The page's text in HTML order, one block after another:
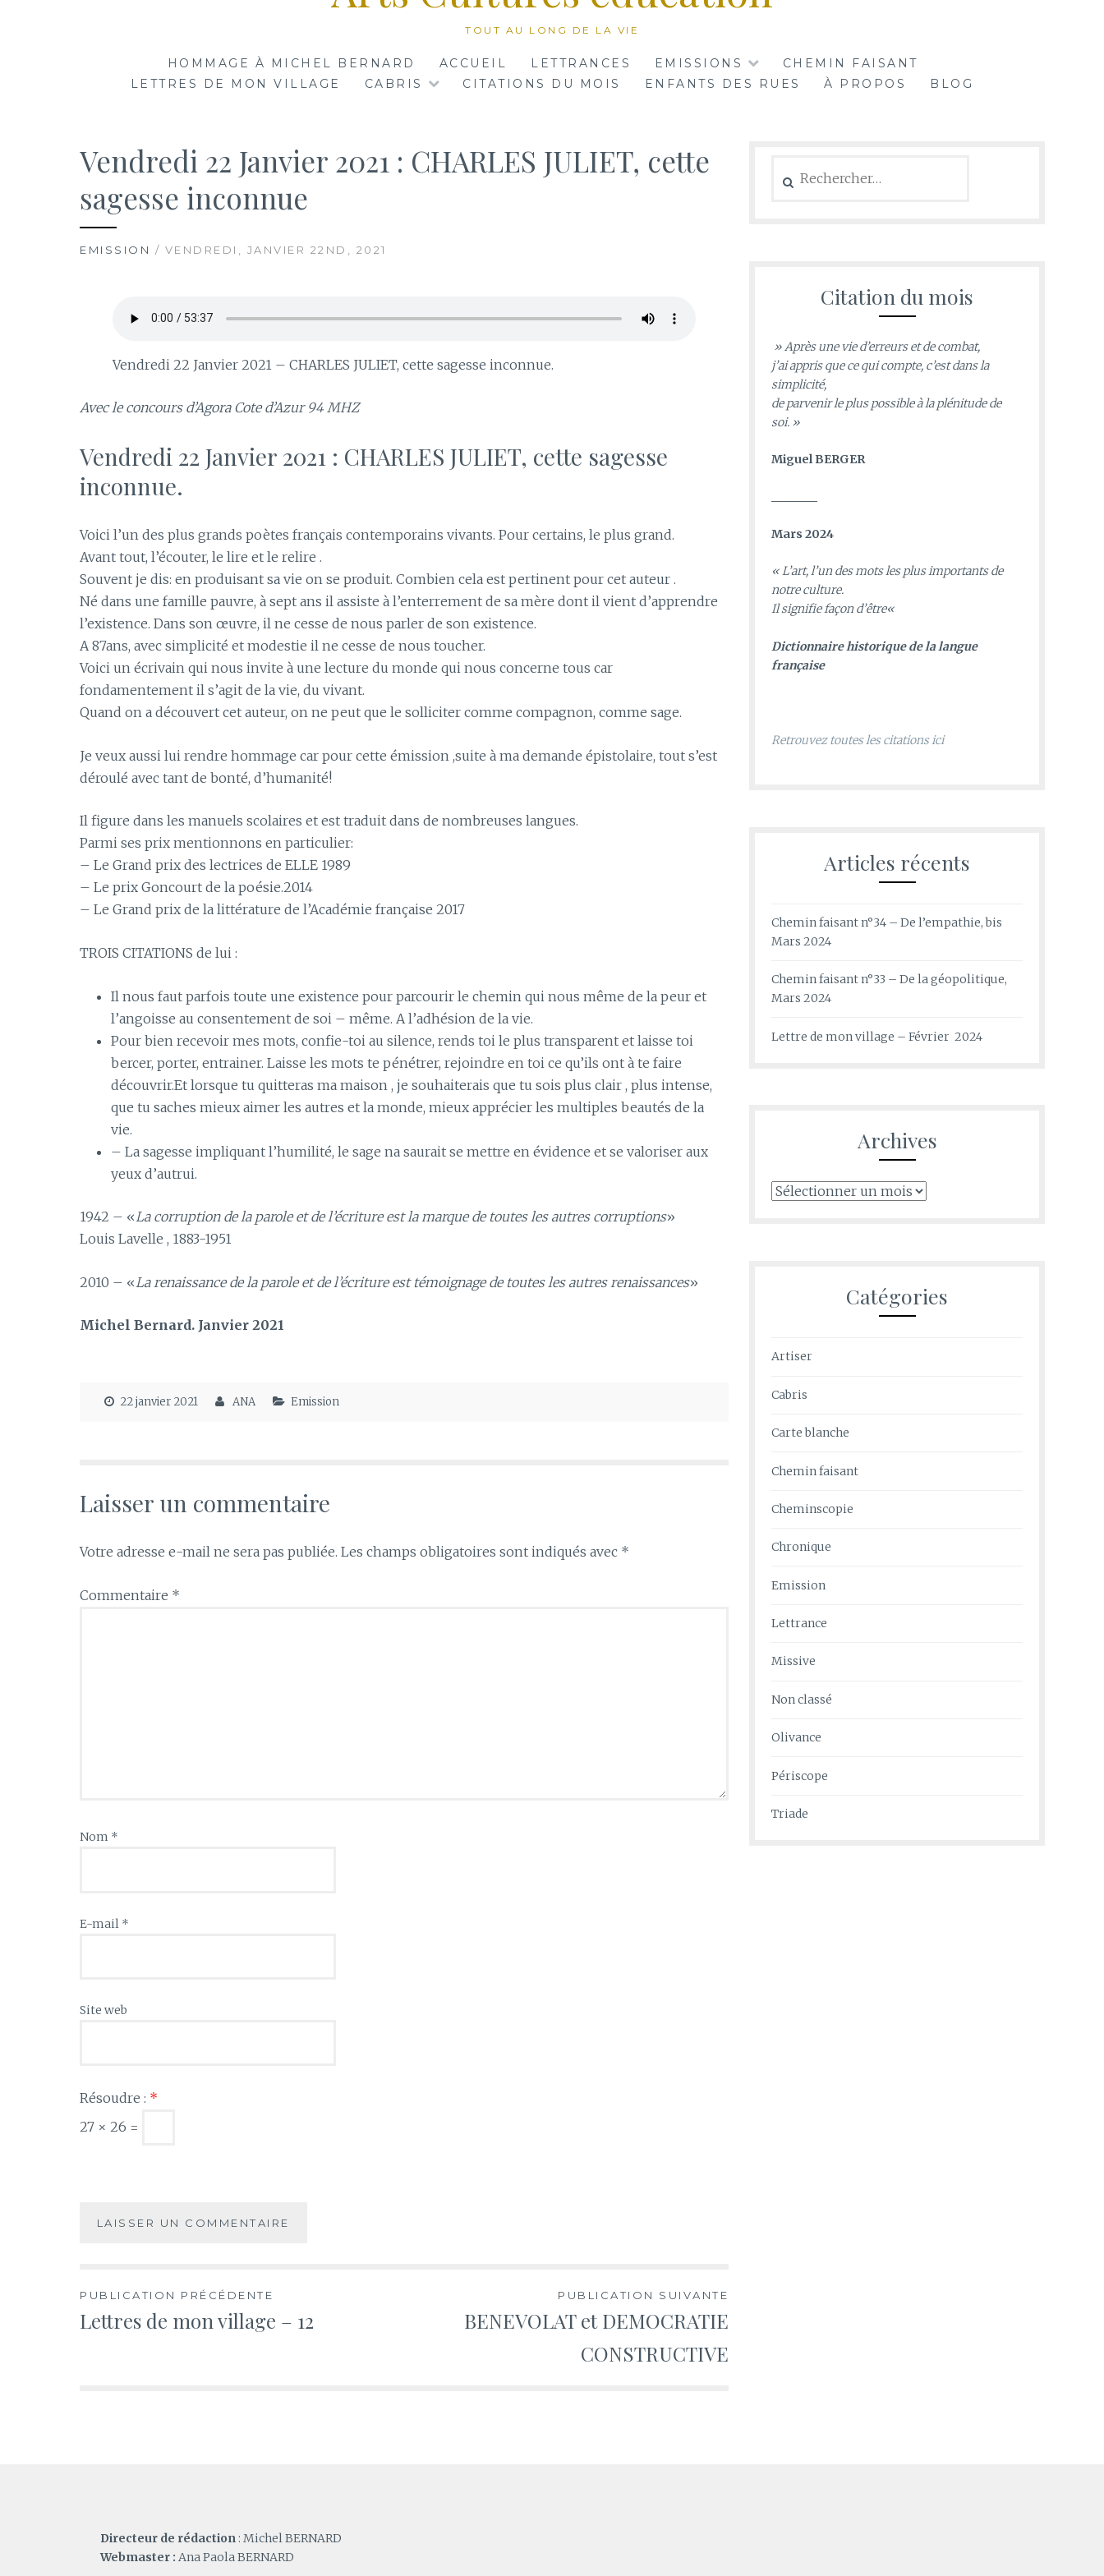
TOUT AU LONG DE LA VIE
HOMMAGE À MICHEL BERNARD ACCUEIL LETTRANCES EMISSIONS
CHEMIN FAISANT
LETTRES DE MON VILLAGE
CABRIS CITATIONS DU MOIS ENFANTS DES RUES À PROPOS BLOG
Vendredi 22 Janvier 2021 : CHARLES JULIET, cette
sagesse inconnue
EMISSION / VENDREDI, JANVIER 22ND, 2021
Vendredi 22 Janvier 2021 – CHARLES JULIET, cette sagesse inconnue.
Avec le concours d’Agora Cote d’Azur 94 MHZ
Vendredi 22 Janvier 2021 : CHARLES JULIET, cette sagesse
inconnue.
Voici l’un des plus grands poètes français contemporains vivants. Pour certains, le plus grand.
Avant tout, l’écouter, le lire et le relire .
Souvent je dis: en produisant sa vie on se produit. Combien cela est pertinent pour cet auteur .
Né dans une famille pauvre, à sept ans il assiste à l’enterrement de sa mère dont il vient d’apprendre
l’existence. Dans son œuvre, il ne cesse de nous parler de son existence.
A 87ans, avec simplicité et modestie il ne cesse de nous toucher.
Voici un écrivain qui nous invite à une lecture du monde qui nous concerne tous car
fondamentement il s’agit de la vie, du vivant.
Quand on a découvert cet auteur, on ne peut que le solliciter comme compagnon, comme sage.
Je veux aussi lui rendre hommage car pour cette émission ,suite à ma demande épistolaire, tout s’est
déroulé avec tant de bonté, d’humanité!
Il figure dans les manuels scolaires et est traduit dans de nombreuses langues.
Parmi ses prix mentionnons en particulier:
– Le Grand prix des lectrices de ELLE 1989
– Le prix Goncourt de la poésie.2014
– Le Grand prix de la littérature de l’Académie française 2017
TROIS CITATIONS de lui :
Il nous faut parfois toute une existence pour parcourir le chemin qui nous même de la peur et
l’angoisse au consentement de soi – même. A l’adhésion de la vie.
Pour bien recevoir mes mots, confie-toi au silence, rends toi le plus transparent et laisse toi
bercer, porter, entrainer. Laisse les mots te pénétrer, rejoindre en toi ce qu’ils ont à te faire
découvrir.Et lorsque tu quitteras ma maison , je souhaiterais que tu sois plus clair , plus intense,
que tu saches mieux aimer les autres et la monde, mieux apprécier les multiples beautés de la
vie.
– La sagesse impliquant l’humilité, le sage na saurait se mettre en évidence et se valoriser aux
yeux d’autrui.
1942 – «La corruption de la parole et de l’écriture est la marque de toutes les autres corruptions»
Louis Lavelle , 1883-1951
2010 – «La renaissance de la parole et de l’écriture est témoignage de toutes les autres renaissances»
Michel Bernard. Janvier 2021
22 janvier 2021 ANA Emission
Laisser un commentaire
Votre adresse e-mail ne sera pas publiée. Les champs obligatoires sont indiqués avec *
Commentaire *
Nom *
E-mail *
Site web
Résoudre : *
27 × 26 =
Navigation
PUBLICATION PRÉCÉDENTE
Lettres de mon village – 12
PUBLICATION SUIVANTE
BENEVOLAT et DEMOCRATIE
CONSTRUCTIVE
Citation du mois
» Après une vie d’erreurs et de combat,
j’ai appris que ce qui compte, c’est dans la
simplicité,
de parvenir le plus possible à la plénitude de
soi. »
Miguel BERGER
Mars 2024
«L’art, l’un des mots les plus importants de
notre culture.
Il signifie façon d’être«
Dictionnaire historique de la langue
française
Retrouvez toutes les citations ici
Articles récents
Chemin faisant n°34 – De l’empathie, bis
Mars 2024
Chemin faisant n°33 – De la géopolitique,
Mars 2024
Lettre de mon village – Février 2024
Archives
Archives
Catégories
Artiser
Cabris
Carte blanche
Chemin faisant
Cheminscopie
Chronique
Emission
Lettrance
Missive
Non classé
Olivance
Périscope
Triade
Directeur de rédaction : Michel BERNARD
Webmaster : Ana Paola BERNARD